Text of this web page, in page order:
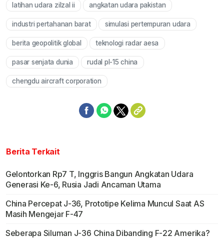
latihan udara zilzal ii angkatan udara pakistan
industri pertahanan barat simulasi pertempuran udara
berita geopolitik global teknologi radar aesa
pasar senjata dunia rudal pl-15 china
chengdu aircraft corporation
Berita Terkait
Gelontorkan Rp7 T, Inggris Bangun Angkatan Udara
Generasi Ke-6, Rusia Jadi Ancaman Utama
China Percepat J-36, Prototipe Kelima Muncul Saat AS
Masih Mengejar F-47
Seberapa Siluman J-36 China Dibanding F-22 Amerika?